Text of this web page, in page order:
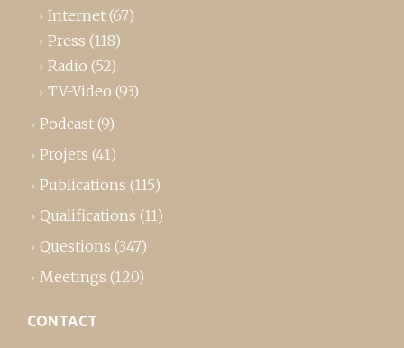
Internet (67)
Press (118)
Radio (52)
TV-Video (93)
Podcast (9)
Projets (41)
Publications (115)
Qualifications (11)
Questions (347)
Meetings (120)
CONTACT